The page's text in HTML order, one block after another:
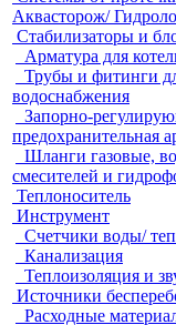
Аквасторож/
Стабилизаторы и
Арматура для
Трубы и фитинги
водоснабжения
Запорно-
предохранительная
Шланги газовые,
смесителей и
Теплоноситель
Инструмент
Счетчики воды/
Канализация
Теплоизоляция и
Источники
Расходные